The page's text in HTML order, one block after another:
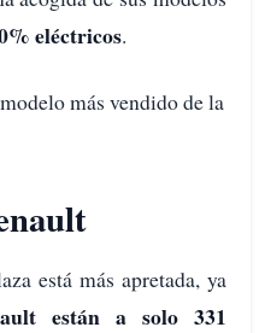
eléctricos.
más vendido de la
está más apretada, ya
están a solo 331